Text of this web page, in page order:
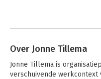
Over Jonne Tillema
Jonne Tillema is
verschuivende werkcontext